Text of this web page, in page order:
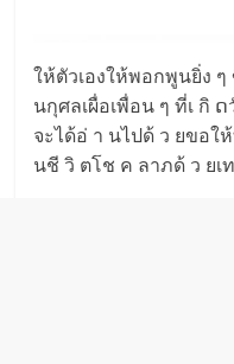
ให้ตัวเองให้พอกพูนยิ่ง ๆ
นกุศลเผื่อเพื่อน ๆ ที่เ กิ
จะได้อ่ า นไปด้ ว ยขอใ
นชี วิ ตโช ค ลาภด้ ว ย